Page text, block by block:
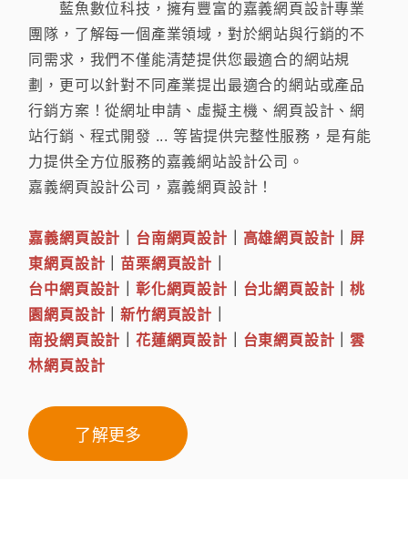
藍魚數位科技，擁有豐富的嘉義網頁設計專業
團隊，了解每一個產業領域，對於網站與行銷的不
同需求，我們不僅能清楚提供您最適合的網站規
劃，更可以針對不同產業提出最適合的網站或產品
行銷方案！從網址申請、虛擬主機、網頁設計、網
站行銷、程式開發 ... 等皆提供完整性服務，是有能
力提供全方位服務的嘉義網站設計公司。
嘉義網頁設計公司，嘉義網頁設計！
嘉義網頁設計 台南網頁設計 高雄網頁設計
屏
東網頁設計
苗栗網頁設計
台中網頁設計
彰化網頁設計 台北網頁設計 ｜桃
園網頁設計 ｜新竹網頁設計
南投網頁設計
花蓮網頁設計 台東網頁設計 ｜雲
林網頁設計
了解更多